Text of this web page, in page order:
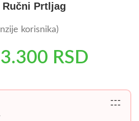
Ručni Prtljag
korisnika)
3.300 RSD
---
---